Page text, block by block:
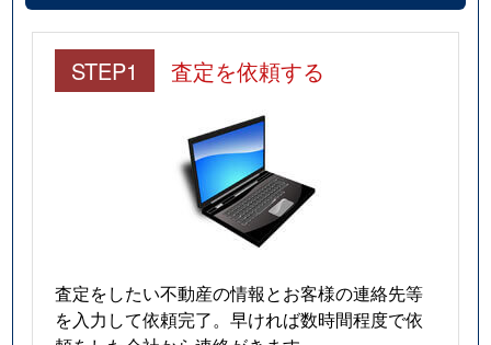
STEP1 査定を依頼する
査定をしたい不動産の情報とお客様の連絡先等
を入力して依頼完了。早ければ数時間程度で依